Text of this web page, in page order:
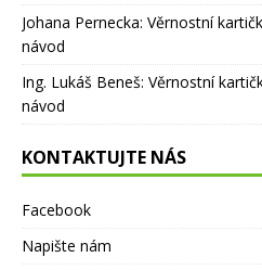
Johana Pernecka: Věrnostní
návod
Ing. Lukáš Beneš: Věrnostní
návod
KONTAKTUJTE NÁS
Facebook
Napište nám